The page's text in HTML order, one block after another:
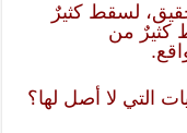
لسقط كثيرٌ
كثيرٌ من
التي لا أصل لها؟